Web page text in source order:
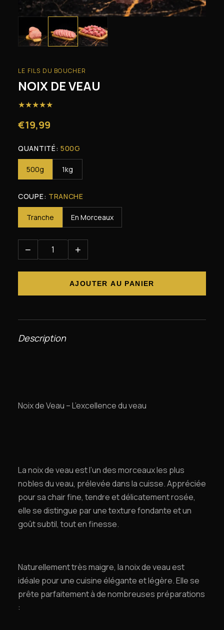
LE FILS DU BOUCHER
NOIX DE VEAU
★★★★★
€19,99
QUANTITÉ: 500G
500g 1kg
COUPE: TRANCHE
Tranche En Morceaux
− +
AJOUTER AU PANIER
Description
Noix de Veau – L’excellence du veau
La noix de veau est l’un des morceaux les plus
nobles du veau, prélevée dans la cuisse. Appréciée
pour sa chair fine, tendre et délicatement rosée,
elle se distingue par une texture fondante et un
goût subtil, tout en finesse.
Naturellement très maigre, la noix de veau est
idéale pour une cuisine élégante et légère. Elle se
prête parfaitement à de nombreuses préparations
: